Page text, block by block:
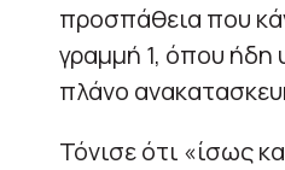
προσπάθεια που
γραμμή 1, όπου ήδη
πλάνο
Τόνισε ότι «ίσως